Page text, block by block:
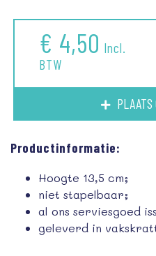
€ 4,50 Incl.
BTW
PLAATS
Productinformatie:
Hoogte 13,5 cm;
niet stapelbaar;
al ons serviesgoed
geleverd in